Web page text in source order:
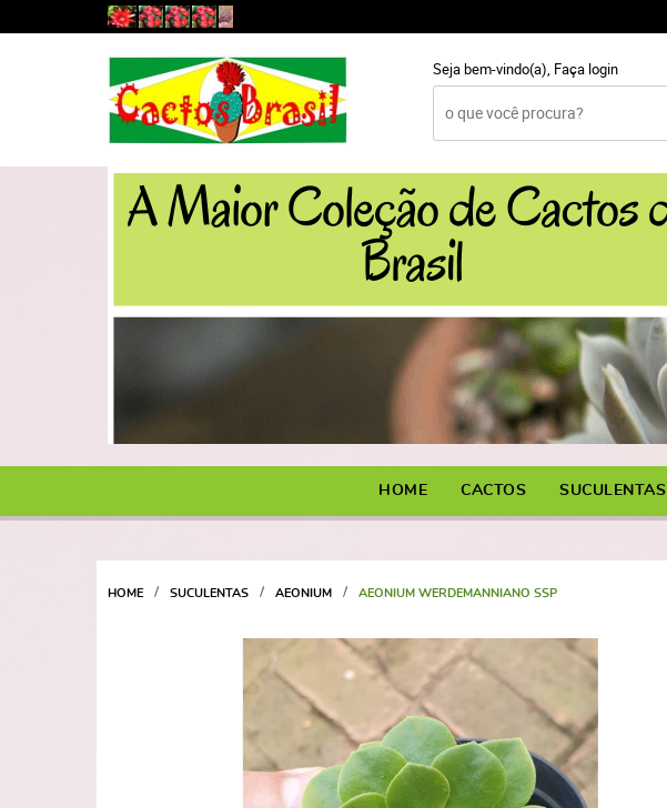
Seja bem-vindo(a), Faça login
HOME CACTOS SUCULENTAS
HOME SUCULENTAS AEONIUM AEONIUM WERDEMANNIANO SSP